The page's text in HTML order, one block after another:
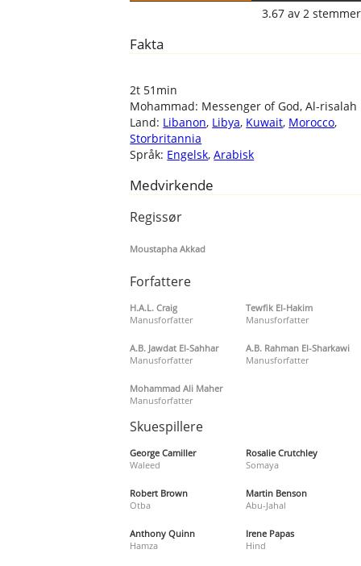
3.67av 2 stemmer
Fakta
2t 51min
Mohammad: Messenger of God, Al-risalah
Land: Libanon, Libya, Kuwait, Morocco,
Storbritannia
Språk: Engelsk,Arabisk
Medvirkende
Regissør
Moustapha Akkad
Forfattere
H.A.L. Craig
Manusforfatter
Tewfik El-Hakim
Manusforfatter
A.B. Jawdat El-Sahhar
Manusforfatter
A.B. Rahman El-Sharkawi
Manusforfatter
Mohammad Ali Maher
Manusforfatter
Skuespillere
George Camiller
Waleed
Rosalie Crutchley
Somaya
Robert Brown
Otba
Martin Benson
Abu-Jahal
Anthony Quinn
Hamza
Irene Papas
Hind